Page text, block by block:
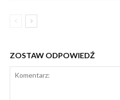
ZOSTAW ODPOWIEDŹ